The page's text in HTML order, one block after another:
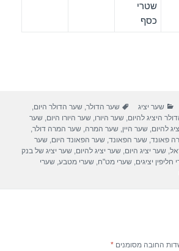
שטרי
כסף
קטגוריות
שער יציג תגיות
שער הדולר,שער הדולר היום,
היציג להיום,שער היורו,שער היורו היום,שער
להיום,שער היין,שער המרה,שער המרה דולר,
פאונד,שער הפאונד,שער הפאונד היום,שער
,שער יציג היום,שער יציג להיום,שער יציג של בנק
חליפין יציגים,שערי מט"ח,שערי מטבע,שערי
החובה מסומנים*